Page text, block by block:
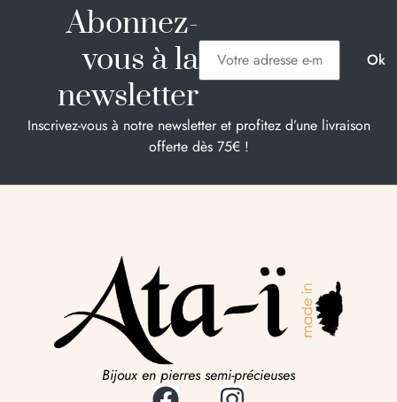
Abonnez-
vous à la
newsletter
Inscrivez-vous à notre newsletter et profitez d’une livraison
offerte dès 75€ !
Bijoux en pierres semi-précieuses